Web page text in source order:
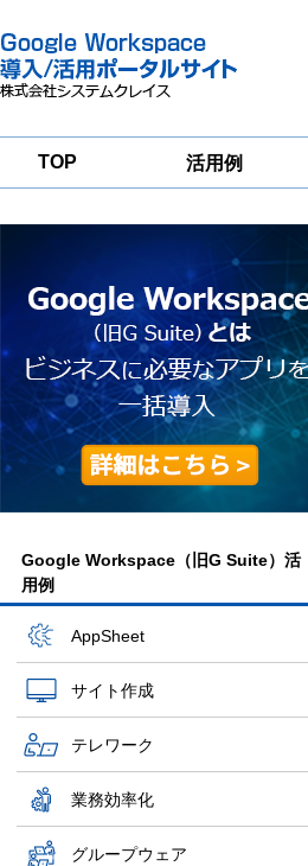
TOP 活用例
グループウ
移行支援
Google Workspace（旧G Suite）活
用例
AppSheet
サイト作成
テレワーク
業務効率化
グループウェア